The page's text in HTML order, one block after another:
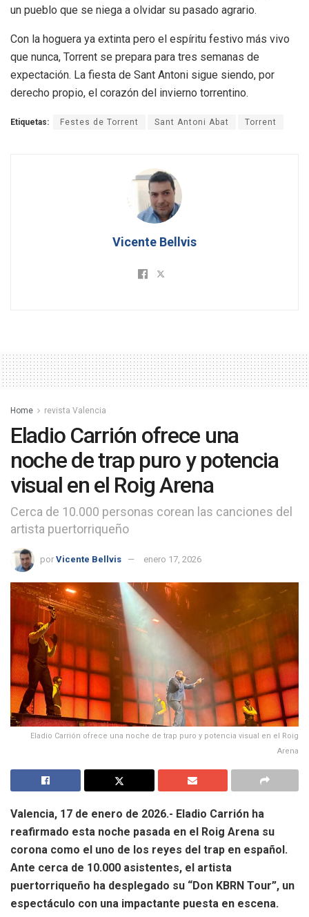
un pueblo que se niega a olvidar su pasado agrario.
Con la hoguera ya extinta pero el espíritu festivo más vivo
que nunca, Torrent se prepara para tres semanas de
expectación. La fiesta de Sant Antoni sigue siendo, por
derecho propio, el corazón del invierno torrentino.
Etiquetas: Festes de Torrent Sant Antoni Abat Torrent
Vicente Bellvis
Home revista Valencia
Eladio Carrión ofrece una
noche de trap puro y potencia
visual en el Roig Arena
Cerca de 10.000 personas corean las canciones del
artista puertorriqueño
por Vicente Bellvis enero 17, 2026
Eladio Carrión ofrece una noche de trap puro y potencia visual en el Roig
Arena
Valencia, 17 de enero de 2026.- Eladio Carrión ha
reafirmado esta noche pasada en el Roig Arena su
corona como el uno de los reyes del trap en español.
Ante cerca de 10.000 asistentes, el artista
puertorriqueño ha desplegado su “Don KBRN Tour”, un
espectáculo con una impactante puesta en escena.